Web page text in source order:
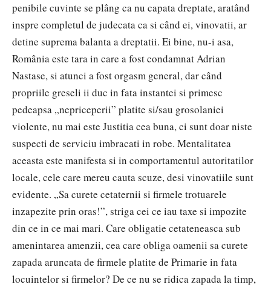
penibile cuvinte se plâng ca nu capata dreptate, aratând
inspre completul de judecata ca si când ei, vinovatii, ar
detine suprema balanta a dreptatii. Ei bine, nu-i asa,
România este tara in care a fost condamnat Adrian
Nastase, si atunci a fost orgasm general, dar când
propriile greseli ii duc in fata instantei si primesc
pedeapsa „nepriceperii” platite si/sau grosolaniei
violente, nu mai este Justitia cea buna, ci sunt doar niste
suspecti de serviciu imbracati in robe. Mentalitatea
aceasta este manifesta si in comportamentul autoritatilor
locale, cele care mereu cauta scuze, desi vinovatiile sunt
evidente. „Sa curete cetaternii si firmele trotuarele
inzapezite prin oras!”, striga cei ce iau taxe si impozite
din ce in ce mai mari. Care obligatie cetateneasca sub
amenintarea amenzii, cea care obliga oamenii sa curete
zapada aruncata de firmele platite de Primarie in fata
locuintelor si firmelor? De ce nu se ridica zapada la timp,